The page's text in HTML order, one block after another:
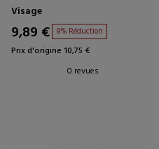
MASQUE FACIAL INTENSIF
Visage
9,89 € 8% Réduction
Prix d'origine 10,75 €
0 revues